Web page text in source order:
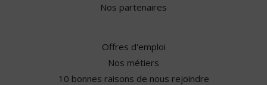
Nos partenaires
Offres d'emploi
Nos métiers
10 bonnes raisons de nous rejoindre